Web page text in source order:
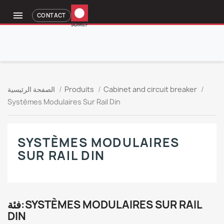
 CONTACT
الصفحة الرئيسية Produits
Cabinet and circuit breaker
Systèmes Modulaires Sur Rail Din
SYSTÈMES MODULAIRES
SUR RAIL DIN
فئة:SYSTÈMES MODULAIRES SUR RAIL
DIN